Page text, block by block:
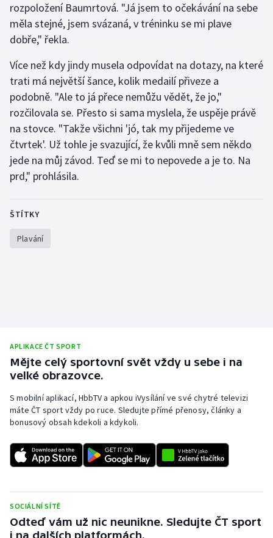
Rychlobruslení
Rychlostní kanoistika
Short track
Sportovní střelba
Stolní tenis
Triatlon
Veslování
Vodní slalom
Volejbal
rozpoložení Baumrtová. "Já jsem to očekávání na sebe
měla stejné, jsem svázaná, v tréninku se mi plave
dobře," řekla.
Více než kdy jindy musela odpovídat na dotazy, na které
trati má největší šance, kolik medailí přiveze a
podobně. "Ale to já přece nemůžu vědět, že jo,"
rozčilovala se. Přesto si sama myslela, že uspěje právě
na stovce. "Takže všichni 'jó, tak my přijedeme ve
čtvrtek'. Už tohle je svazující, že kvůli mně sem někdo
jede na můj závod. Teď se mi to nepovede a je to. Na
prd," prohlásila.
ŠTÍTKY
Plavání
APLIKACE ČT SPORT
Mějte celý sportovní svět vždy u sebe i na
velké obrazovce.
S mobilní aplikací, HbbTV a apkou iVysílání ve své chytré televizi
máte ČT sport vždy po ruce. Sledujte přímé přenosy, články a
bonusový obsah kdekoli a kdykoli.
SOCIÁLNÍ SÍTĚ
Odteď vám už nic neunikne. Sledujte ČT sport
i na dalších platformách.